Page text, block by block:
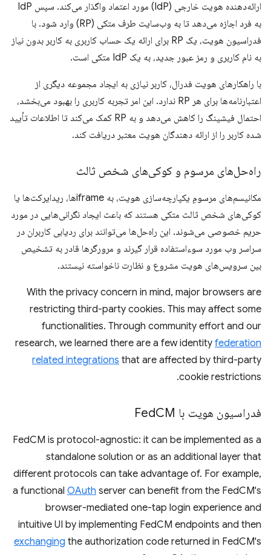
ارائه‌دهنده هویت خارجی (IdP) مورد اعتماد واگذار می‌کند. سپس IdP
به فرد اجازه می‌دهد تا به وب‌سایت طرف متکی (RP) وارد شود. با
فدراسیون هویت، یک RP برای ارائه یک حساب کاربری به کاربر بدون نیاز
به نام کاربری و رمز عبور جدید، به یک IdP متکی است.
با راهکارهای هویت فدرال، کاربر نیازی به ایجاد مجموعه دیگری از
اعتبارنامه‌ها برای هر RP ندارد. این امر تجربه کاربری را بهبود می‌بخشد،
احتمال فیشینگ را کاهش می‌دهد و به RP کمک می‌کند تا اطلاعات تأیید
شده کاربر را از ارائه دهندگان هویت معتبر دریافت کند.
راه‌حل‌های مرسوم و کوکی‌های شخص ثالث
مکانیسم‌های مرسومِ یکپارچه‌سازی هویت، به iframeها، ریدایرکت‌ها یا
کوکی‌های شخص ثالث متکی هستند که باعث ایجاد نگرانی‌هایی در مورد
حریم خصوصی می‌شوند. این راه‌حل‌ها می‌توانند برای ردیابی کاربران در
سراسر وب مورد سوءاستفاده قرار گیرند و مرورگرها قادر به تشخیص
بین سرویس‌های هویت مشروع و نظارت ناخواسته نیستند.
With the privacy concern in mind, major browsers are
restricting third-party cookies. This may affect some
functionalities. Through community effort and our
research, we learned there are a few identity federation
related integrations that are affected by third-party
cookie restrictions.
فدراسیون هویت با Fed CM
FedCM is protocol-agnostic: it can be implemented as a
standalone solution or as an additional layer that
different protocols can take advantage of. For example,
a functional OAuth server can benefit from the FedCM's
browser-mediated one-tap login experience and
intuitive UI by implementing FedCM endpoints and then
exchanging the authorization code returned in FedCM's